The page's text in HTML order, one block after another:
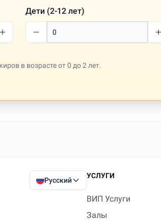
Дети (2-12 лет)
в возрасте от 0 до 2 лет.
Русский
УСЛУГИ
ВИП Услуги
Залы